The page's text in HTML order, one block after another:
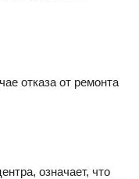
отказа от ремонта
означает, что